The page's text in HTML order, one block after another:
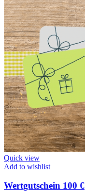
Quick view
Add to wishlist
Wertgutschein 100 €